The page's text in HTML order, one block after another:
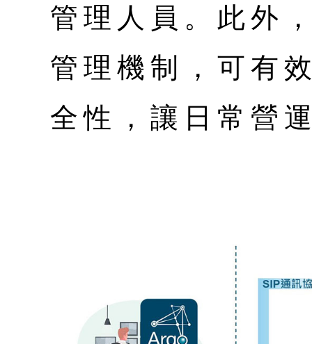
管理人員。此外
管理機制，可有
全性，讓日常營